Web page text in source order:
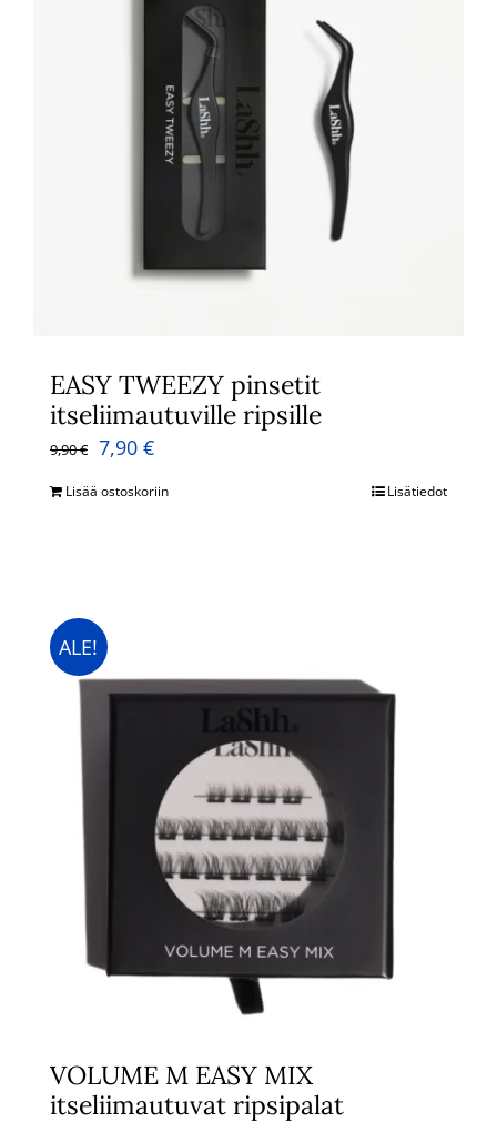
EASY TWEEZY pinsetit
itseliimautuville ripsille
9,90€ Alkuperäinen
hinta
7,90 €Nykyinen
hinta
Lisää ostoskoriin Lisätiedot
ALE!
VOLUME M EASY MIX
itseliimautuvat ripsipalat